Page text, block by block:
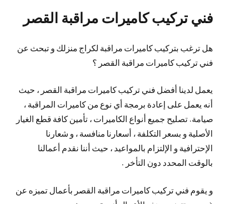
فني تركيب كاميرات مراقبة القصر
هل ترغب بتركيب كاميرات مراقبة لكراج منزلك و تبحث عن
فني تركيب كاميرات مراقبة القصر ؟
يعمل لدينا أفضل فني تركيب كاميرات مراقبة القصر ، حيث
أنه يعمل على إعادة برمجة أي نوع من كاميرات المراقبة ،
صيامة. تصليح جميع أنواع الكاميرات ، تأمين كافة قطع الغيار
الأصلية و بسعر التكلفة ، أسعارنا منافسة ، و شعارنا
الإحترافية و الإلتزام بالمواعيد ، حيث أننا نقدم أعمالنا
بالوقت المحدد دون التأخر .
و يقوم فني تركيب كاميرات مراقبة القصر بأعمال تميزه عن